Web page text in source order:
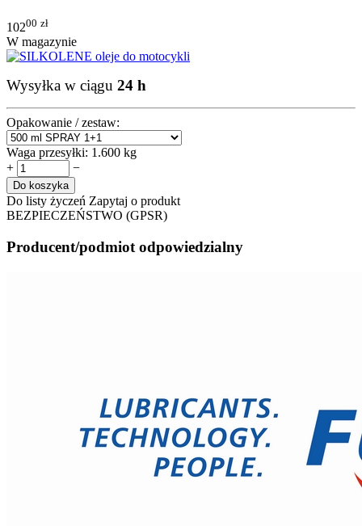
10200 zł
W magazynie
Wysyłka w ciągu 24 h
Opakowanie / zestaw:
Waga przesyłki: 1.600 kg
+
−
Do koszyka
Do listy życzeń Zapytaj o produkt
BEZPIECZEŃSTWO (GPSR)
Producent/podmiot odpowiedzialny